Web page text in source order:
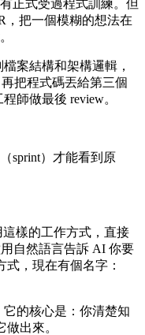
正式受過程式訓練。但
，把一個模糊的想法在
案結構和架構邏輯，
把程式碼丟給第三個
師做最後 review。
sprint）才能看到原
樣的工作方式，直接
自然語言告訴 AI 你要
，現在有個名字：
它的核心是：你清楚知
出來。